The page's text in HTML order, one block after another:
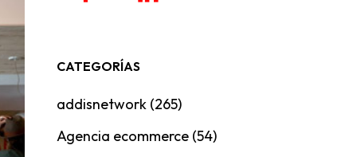
CATEGORÍAS
addisnetwork (265)
Agencia ecommerce (54)